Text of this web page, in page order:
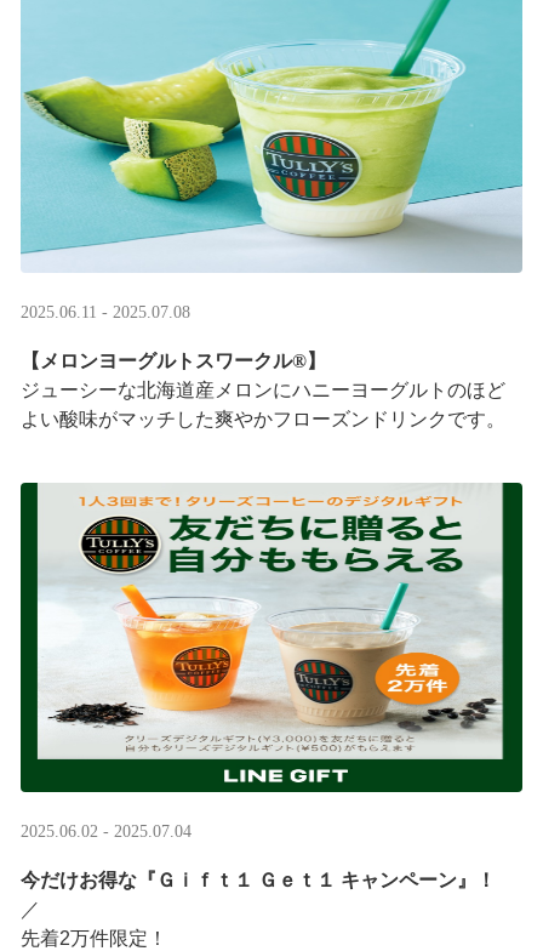
2025.06.11 - 2025.07.08
【メロンヨーグルトスワークル®】
ジューシーな北海道産メロンにハニーヨーグルトのほど
よい酸味がマッチした爽やかフローズンドリンクです。
2025.06.02 - 2025.07.04
今だけお得な『Ｇｉｆｔ１ Ｇｅｔ１ キャンペーン』！
／ ​
先着2万件限定！​